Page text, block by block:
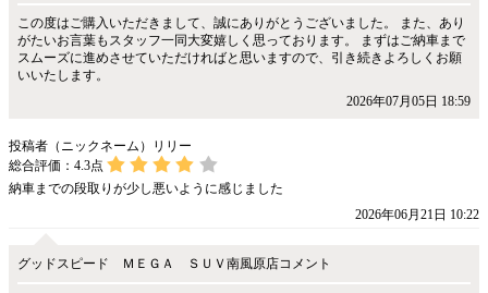
この度はご購入いただきまして、誠にありがとうございました。 また、あり
がたいお言葉もスタッフ一同大変嬉しく思っております。 まずはご納車まで
スムーズに進めさせていただければと思いますので、引き続きよろしくお願
いいたします。
2026年07月05日 18:59
投稿者（ニックネーム）リリー
総合評価： 4.3点
納車までの段取りが少し悪いように感じました
2026年06月21日 10:22
グッドスピード ＭＥＧＡ ＳＵＶ南風原店コメント